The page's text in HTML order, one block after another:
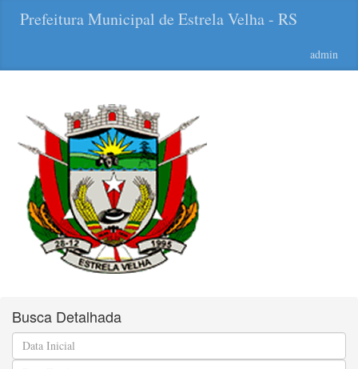
Prefeitura Municipal de Estrela Velha - RS
admin
Busca Detalhada